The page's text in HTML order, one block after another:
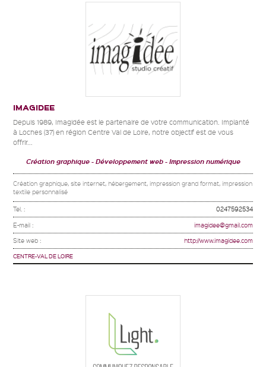
IMAGIDEE
Depuis 1989, Imagidée est le partenaire de votre communication. Implanté
à Loches (37) en région Centre Val de Loire, notre objectif est de vous
offrir...
Création graphique Développement web Impression numérique
Création graphique, site internet, hébergement, impression grand format, impression
textile personnalisé
Tel. : 0247592534
E-mail : imagidee@gmail.com
Site web : http://www.imagidee.com
CENTRE-VAL DE LOIRE